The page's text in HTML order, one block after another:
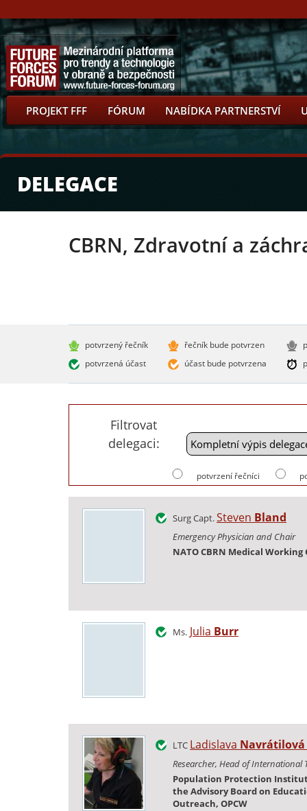
PROJEKT FFF FÓRUM NABÍDKA PARTNERSTVÍ
DELEGACE
CBRN, Zdravotní a
potvrzený řečník
potvrzená účast
řečník bude potvrzen
účast bude potvrzena
Filtrovat
delegaci:
potvrzení řečníci
Surg Capt.Steven Bland
Emergency Physician and Chair
NATO CBRN Medical Working
Ms. Julia Burr
LTC Ladislava Navrátilová
Researcher, Head of International
Population Protection
the Advisory Board on
Outreach, OPCW